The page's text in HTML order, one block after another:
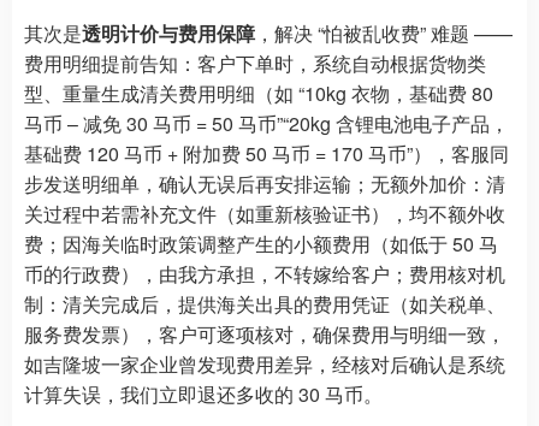
其次是透明计价与费用保障 ，解决 “怕被乱收费” 难题 ——
费用明细提前告知：客户下单时，系统自动根据货物类
型、重量生成清关费用明细（如 “10kg 衣物，基础费 80
马币 – 减免 30 马币 = 50 马币”“20kg 含锂电池电子产品，
基础费 120 马币 + 附加费 50 马币 = 170 马币”），客服同
步发送明细单，确认无误后再安排运输；无额外加价：清
关过程中若需补充文件（如重新核验证书），均不额外收
费；因海关临时政策调整产生的小额费用（如低于 50 马
币的行政费），由我方承担，不转嫁给客户；费用核对机
制：清关完成后，提供海关出具的费用凭证（如关税单、
服务费发票），客户可逐项核对，确保费用与明细一致，
如吉隆坡一家企业曾发现费用差异，经核对后确认是系统
计算失误，我们立即退还多收的 30 马币。